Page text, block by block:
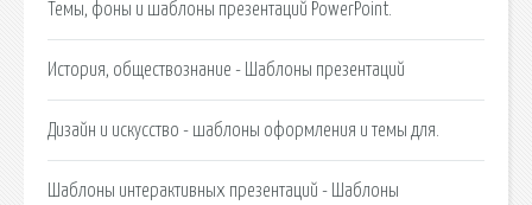
Темы, фоны и шаблоны презентаций PowerPoint.
История, обществознание - Шаблоны презентаций
Дизайн и искусство - шаблоны оформления и темы для.
Шаблоны интерактивных презентаций - Шаблоны